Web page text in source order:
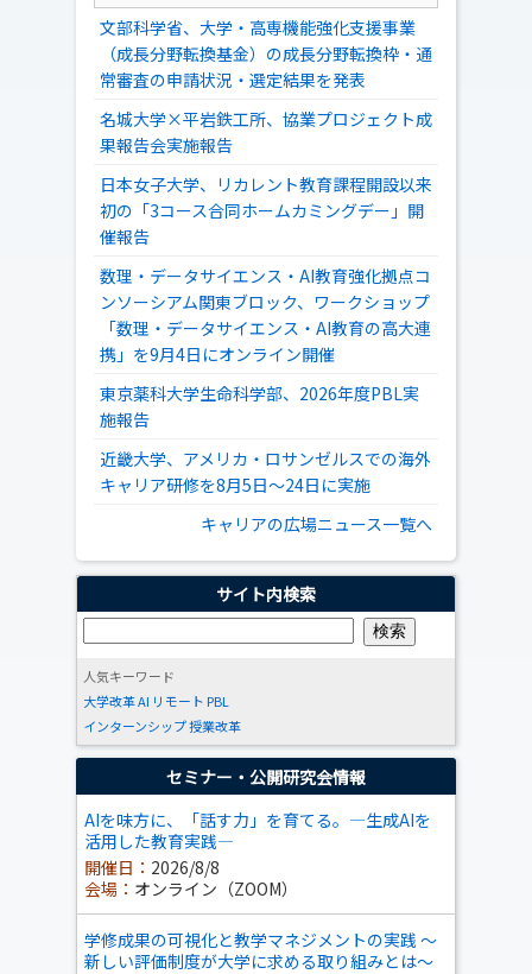
文部科学省、大学・高専機能強化支援事業
（成長分野転換基金）の成長分野転換枠・通
常審査の申請状況・選定結果を発表
名城大学×平岩鉄工所、協業プロジェクト成
果報告会実施報告
日本女子大学、リカレント教育課程開設以来
初の「3コース合同ホームカミングデー」開
催報告
数理・データサイエンス・AI教育強化拠点コ
ンソーシアム関東ブロック、ワークショップ
「数理・データサイエンス・AI教育の高大連
携」を9月4日にオンライン開催
東京薬科大学生命科学部、2026年度PBL実
施報告
近畿大学、アメリカ・ロサンゼルスでの海外
キャリア研修を8月5日～24日に実施
キャリアの広場ニュース一覧へ
サイト内検索
人気キーワード
大学改革AI リモート PBL
インターンシップ授業改革
セミナー・公開研究会情報
AIを味方に、「話す力」を育てる。―生成AIを
活用した教育実践―
開催日： 2026/8/8
会場： オンライン（ZOOM）
学修成果の可視化と教学マネジメントの実践 ～
新しい評価制度が大学に求める取り組みとは～